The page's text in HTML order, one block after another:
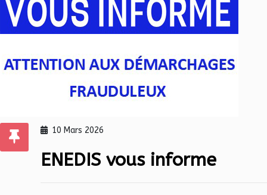
10 Mars 2026
ENEDIS vous informe